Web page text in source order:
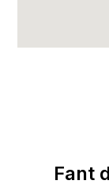
Fant